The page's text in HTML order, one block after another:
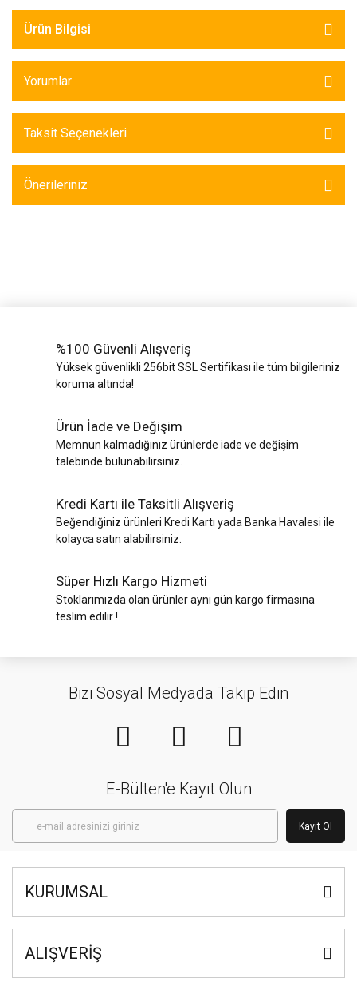
Ürün Bilgisi
Yorumlar
Taksit Seçenekleri
Önerileriniz
%100 Güvenli Alışveriş
Yüksek güvenlikli 256bit SSL Sertifikası ile tüm bilgileriniz
koruma altında!
Ürün İade ve Değişim
Memnun kalmadığınız ürünlerde iade ve değişim
talebinde bulunabilirsiniz.
Kredi Kartı ile Taksitli Alışveriş
Beğendiğiniz ürünleri Kredi Kartı yada Banka Havalesi ile
kolayca satın alabilirsiniz.
Süper Hızlı Kargo Hizmeti
Stoklarımızda olan ürünler aynı gün kargo firmasına
teslim edilir !
Bizi Sosyal Medyada Takip Edin
E-Bülten'e Kayıt Olun
Kayıt Ol
KURUMSAL
ALIŞVERİŞ